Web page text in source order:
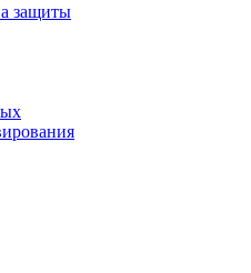
защиты